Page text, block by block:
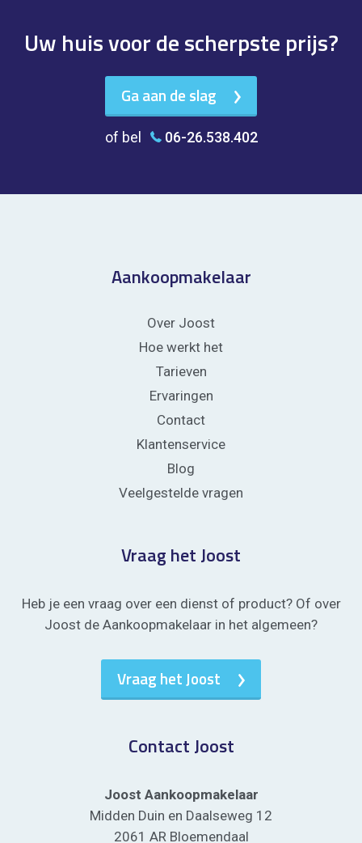
Uw huis voor de scherpste prijs?
Ga aan de slag
of bel 06-26.538.402
Aankoopmakelaar
Over Joost
Hoe werkt het
Tarieven
Ervaringen
Contact
Klantenservice
Blog
Veelgestelde vragen
Vraag het Joost
Heb je een vraag over een dienst of product? Of over
Joost de Aankoopmakelaar in het algemeen?
Vraag het Joost
Contact Joost
Joost Aankoopmakelaar
Midden Duin en Daalseweg 12
2061 AR Bloemendaal